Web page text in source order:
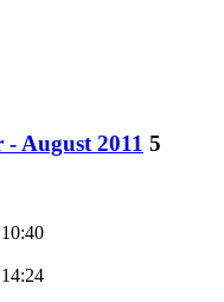
August 2011 5